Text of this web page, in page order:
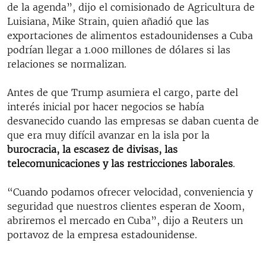
de la agenda”, dijo el comisionado de Agricultura de
Luisiana, Mike Strain, quien añadió que las
exportaciones de alimentos estadounidenses a Cuba
podrían llegar a 1.000 millones de dólares si las
relaciones se normalizan.
Antes de que Trump asumiera el cargo, parte del
interés inicial por hacer negocios se había
desvanecido cuando las empresas se daban cuenta de
que era muy difícil avanzar en la isla por la
burocracia, la escasez de divisas, las
telecomunicaciones y las restricciones laborales.
“Cuando podamos ofrecer velocidad, conveniencia y
seguridad que nuestros clientes esperan de Xoom,
abriremos el mercado en Cuba”, dijo a Reuters un
portavoz de la empresa estadounidense.